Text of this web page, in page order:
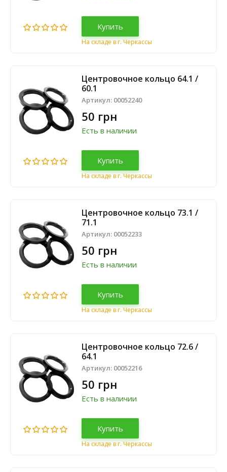
Купить
На складе в г. Черкассы
Центровочное кольцо 64.1 /
60.1
Артикул: 00052240
50 грн
Есть в наличии
Купить
На складе в г. Черкассы
Центровочное кольцо 73.1 /
71.1
Артикул: 00052233
50 грн
Есть в наличии
Купить
На складе в г. Черкассы
Центровочное кольцо 72.6 /
64.1
Артикул: 00052216
50 грн
Есть в наличии
Купить
На складе в г. Черкассы